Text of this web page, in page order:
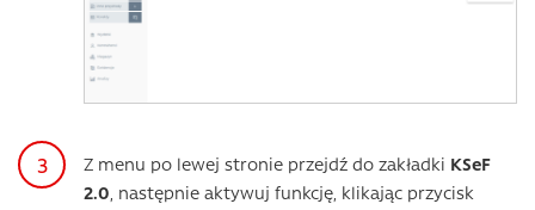
Z menu po lewej stronie przejdź do zakładki KSeF
2.0 , następnie aktywuj funkcję, klikając przycisk